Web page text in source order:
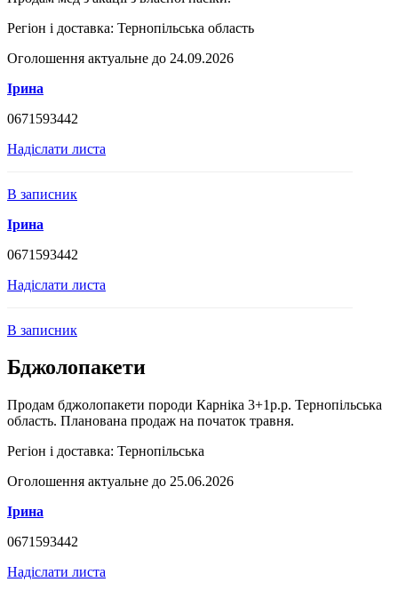
Регіон і доставка: Тернопільська область
Оголошення актуальне до 24.09.2026
Ірина
0671593442
Надіслати листа
В записник
Ірина
0671593442
Надіслати листа
В записник
Бджолопакети
Продам бджолопакети породи Карніка 3+1р.р. Тернопільська
область. Планована продаж на початок травня.
Регіон і доставка: Тернопільська
Оголошення актуальне до 25.06.2026
Ірина
0671593442
Надіслати листа